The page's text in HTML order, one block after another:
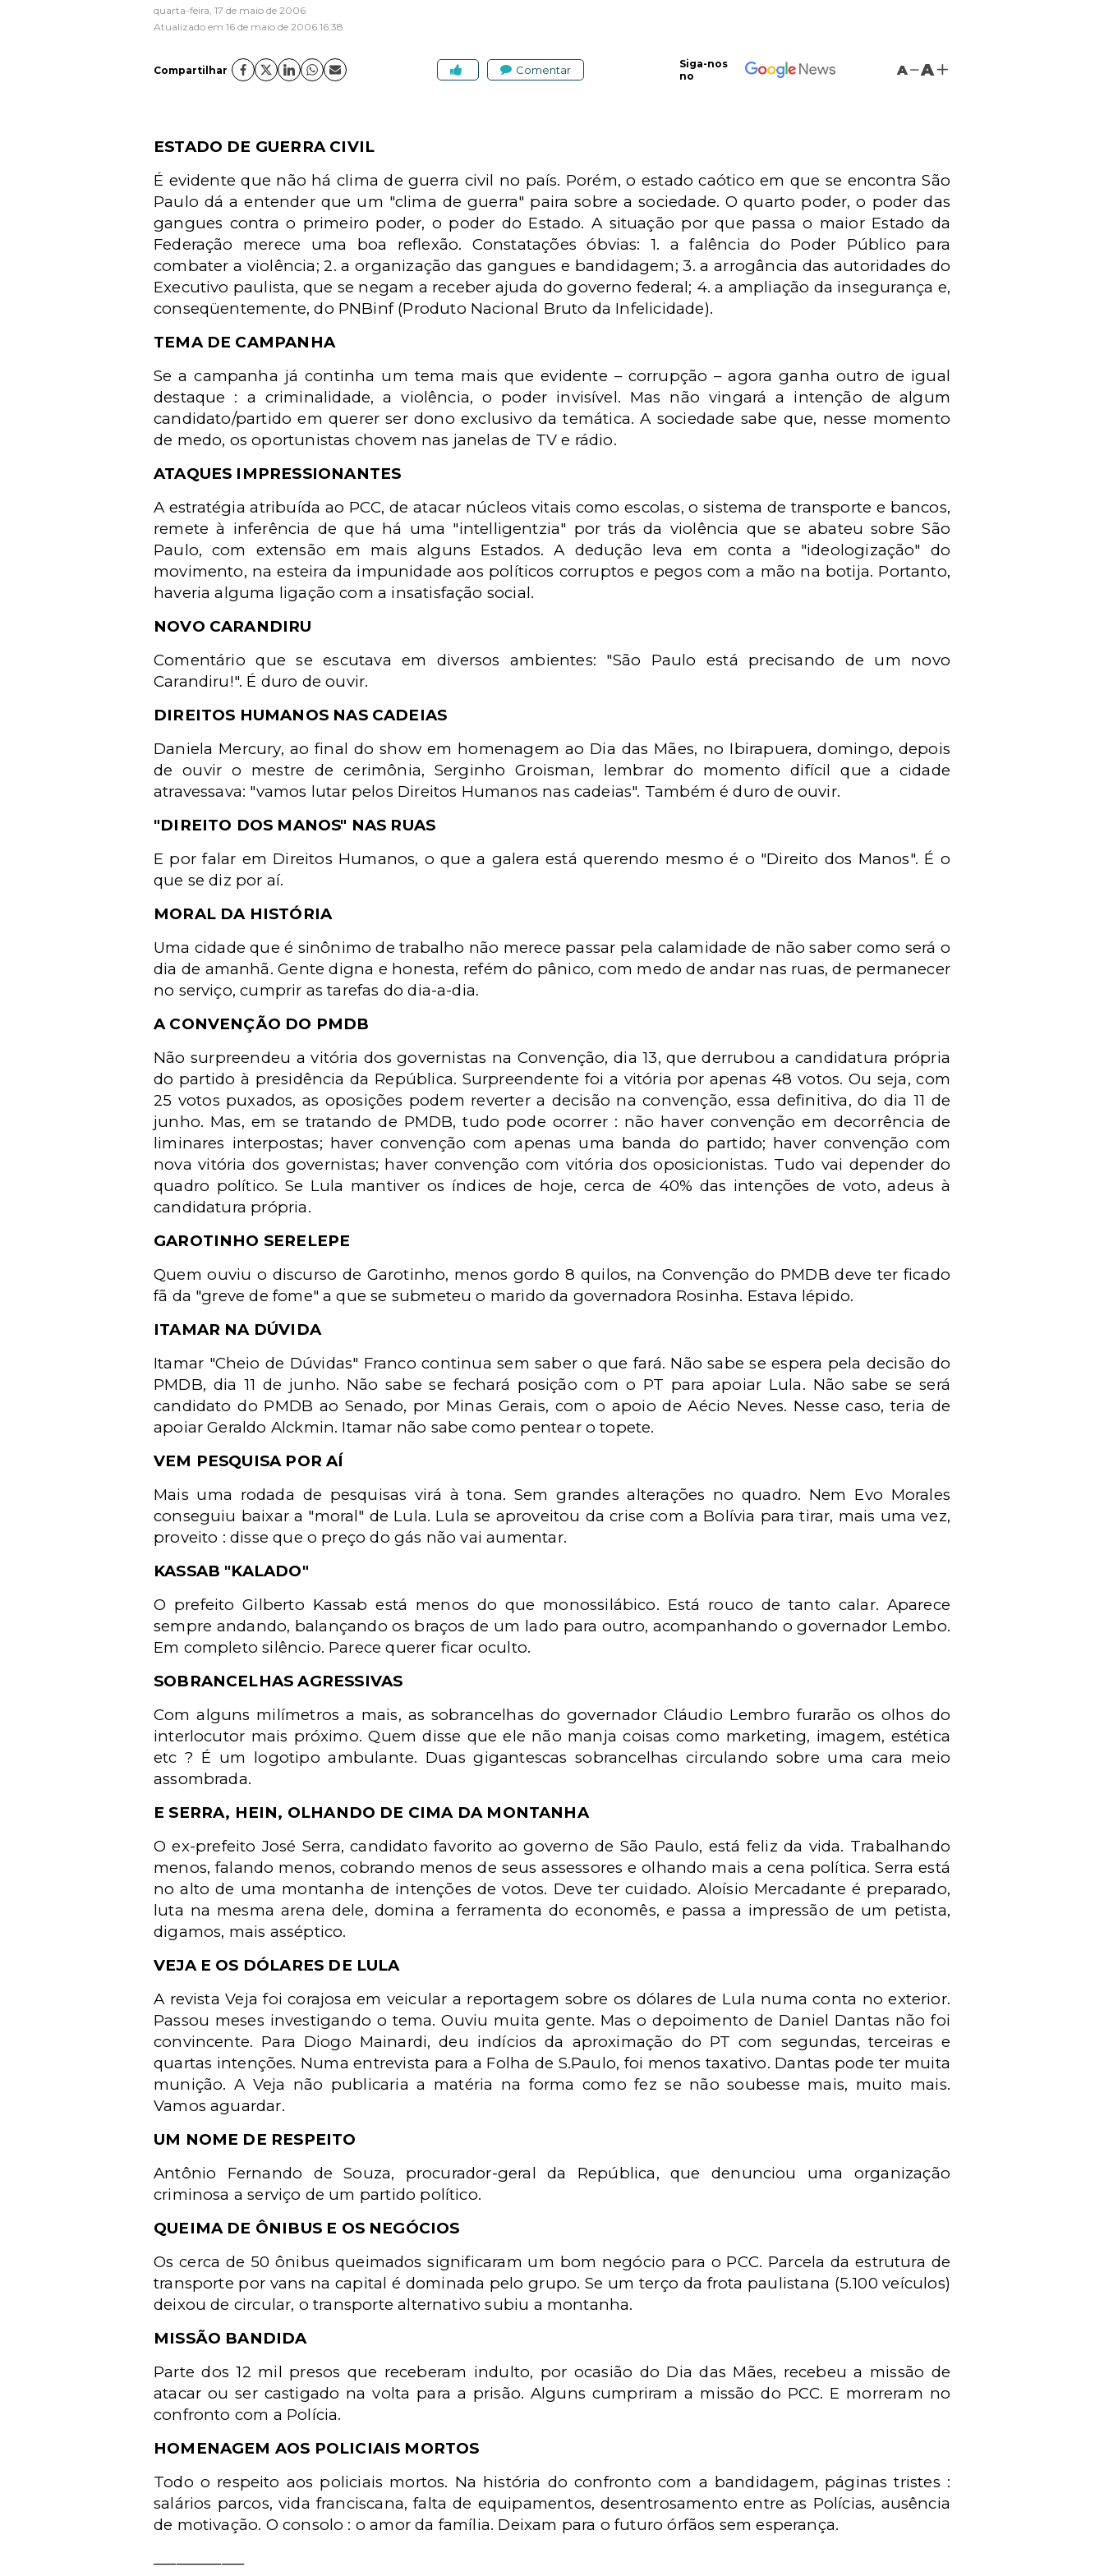
quarta-feira, 17 de maio de 2006
Atualizado em 16 de maio de 2006 16:38
Compartilhar Comentar
Siga-nos
no
A A
ESTADO DE GUERRA CIVIL
É evidente que não há clima de guerra civil no país. Porém, o estado caótico em que se encontra São
Paulo dá a entender que um "clima de guerra" paira sobre a sociedade. O quarto poder, o poder das
gangues contra o primeiro poder, o poder do Estado. A situação por que passa o maior Estado da
Federação merece uma boa reflexão. Constatações óbvias: 1. a falência do Poder Público para
combater a violência; 2. a organização das gangues e bandidagem; 3. a arrogância das autoridades do
Executivo paulista, que se negam a receber ajuda do governo federal; 4. a ampliação da insegurança e,
conseqüentemente, do PNBinf (Produto Nacional Bruto da Infelicidade).
TEMA DE CAMPANHA
Se a campanha já continha um tema mais que evidente – corrupção – agora ganha outro de igual
destaque : a criminalidade, a violência, o poder invisível. Mas não vingará a intenção de algum
candidato/partido em querer ser dono exclusivo da temática. A sociedade sabe que, nesse momento
de medo, os oportunistas chovem nas janelas de TV e rádio.
ATAQUES IMPRESSIONANTES
A estratégia atribuída ao PCC, de atacar núcleos vitais como escolas, o sistema de transporte e bancos,
remete à inferência de que há uma "intelligentzia" por trás da violência que se abateu sobre São
Paulo, com extensão em mais alguns Estados. A dedução leva em conta a "ideologização" do
movimento, na esteira da impunidade aos políticos corruptos e pegos com a mão na botija. Portanto,
haveria alguma ligação com a insatisfação social.
NOVO CARANDIRU
Comentário que se escutava em diversos ambientes: "São Paulo está precisando de um novo
Carandiru!". É duro de ouvir.
DIREITOS HUMANOS NAS CADEIAS
Daniela Mercury, ao final do show em homenagem ao Dia das Mães, no Ibirapuera, domingo, depois
de ouvir o mestre de cerimônia, Serginho Groisman, lembrar do momento difícil que a cidade
atravessava: "vamos lutar pelos Direitos Humanos nas cadeias". Também é duro de ouvir.
"DIREITO DOS MANOS" NAS RUAS
E por falar em Direitos Humanos, o que a galera está querendo mesmo é o "Direito dos Manos". É o
que se diz por aí.
MORAL DA HISTÓRIA
Uma cidade que é sinônimo de trabalho não merece passar pela calamidade de não saber como será o
dia de amanhã. Gente digna e honesta, refém do pânico, com medo de andar nas ruas, de permanecer
no serviço, cumprir as tarefas do dia-a-dia.
A CONVENÇÃO DO PMDB
Não surpreendeu a vitória dos governistas na Convenção, dia 13, que derrubou a candidatura própria
do partido à presidência da República. Surpreendente foi a vitória por apenas 48 votos. Ou seja, com
25 votos puxados, as oposições podem reverter a decisão na convenção, essa definitiva, do dia 11 de
junho. Mas, em se tratando de PMDB, tudo pode ocorrer : não haver convenção em decorrência de
liminares interpostas; haver convenção com apenas uma banda do partido; haver convenção com
nova vitória dos governistas; haver convenção com vitória dos oposicionistas. Tudo vai depender do
quadro político. Se Lula mantiver os índices de hoje, cerca de 40% das intenções de voto, adeus à
candidatura própria.
GAROTINHO SERELEPE
Quem ouviu o discurso de Garotinho, menos gordo 8 quilos, na Convenção do PMDB deve ter ficado
fã da "greve de fome" a que se submeteu o marido da governadora Rosinha. Estava lépido.
ITAMAR NA DÚVIDA
Itamar "Cheio de Dúvidas" Franco continua sem saber o que fará. Não sabe se espera pela decisão do
PMDB, dia 11 de junho. Não sabe se fechará posição com o PT para apoiar Lula. Não sabe se será
candidato do PMDB ao Senado, por Minas Gerais, com o apoio de Aécio Neves. Nesse caso, teria de
apoiar Geraldo Alckmin. Itamar não sabe como pentear o topete.
VEM PESQUISA POR AÍ
Mais uma rodada de pesquisas virá à tona. Sem grandes alterações no quadro. Nem Evo Morales
conseguiu baixar a "moral" de Lula. Lula se aproveitou da crise com a Bolívia para tirar, mais uma vez,
proveito : disse que o preço do gás não vai aumentar.
KASSAB "KALADO"
O prefeito Gilberto Kassab está menos do que monossilábico. Está rouco de tanto calar. Aparece
sempre andando, balançando os braços de um lado para outro, acompanhando o governador Lembo.
Em completo silêncio. Parece querer ficar oculto.
SOBRANCELHAS AGRESSIVAS
Com alguns milímetros a mais, as sobrancelhas do governador Cláudio Lembro furarão os olhos do
interlocutor mais próximo. Quem disse que ele não manja coisas como marketing, imagem, estética
etc ? É um logotipo ambulante. Duas gigantescas sobrancelhas circulando sobre uma cara meio
assombrada.
E SERRA, HEIN, OLHANDO DE CIMA DA MONTANHA
O ex-prefeito José Serra, candidato favorito ao governo de São Paulo, está feliz da vida. Trabalhando
menos, falando menos, cobrando menos de seus assessores e olhando mais a cena política. Serra está
no alto de uma montanha de intenções de votos. Deve ter cuidado. Aloísio Mercadante é preparado,
luta na mesma arena dele, domina a ferramenta do economês, e passa a impressão de um petista,
digamos, mais asséptico.
VEJA E OS DÓLARES DE LULA
A revista Veja foi corajosa em veicular a reportagem sobre os dólares de Lula numa conta no exterior.
Passou meses investigando o tema. Ouviu muita gente. Mas o depoimento de Daniel Dantas não foi
convincente. Para Diogo Mainardi, deu indícios da aproximação do PT com segundas, terceiras e
quartas intenções. Numa entrevista para a Folha de S.Paulo, foi menos taxativo. Dantas pode ter muita
munição. A Veja não publicaria a matéria na forma como fez se não soubesse mais, muito mais.
Vamos aguardar.
UM NOME DE RESPEITO
Antônio Fernando de Souza, procurador-geral da República, que denunciou uma organização
criminosa a serviço de um partido político.
QUEIMA DE ÔNIBUS E OS NEGÓCIOS
Os cerca de 50 ônibus queimados significaram um bom negócio para o PCC. Parcela da estrutura de
transporte por vans na capital é dominada pelo grupo. Se um terço da frota paulistana (5.100 veículos)
deixou de circular, o transporte alternativo subiu a montanha.
MISSÃO BANDIDA
Parte dos 12 mil presos que receberam indulto, por ocasião do Dia das Mães, recebeu a missão de
atacar ou ser castigado na volta para a prisão. Alguns cumpriram a missão do PCC. E morreram no
confronto com a Polícia.
HOMENAGEM AOS POLICIAIS MORTOS
Todo o respeito aos policiais mortos. Na história do confronto com a bandidagem, páginas tristes :
salários parcos, vida franciscana, falta de equipamentos, desentrosamento entre as Polícias, ausência
de motivação. O consolo : o amor da família. Deixam para o futuro órfãos sem esperança.